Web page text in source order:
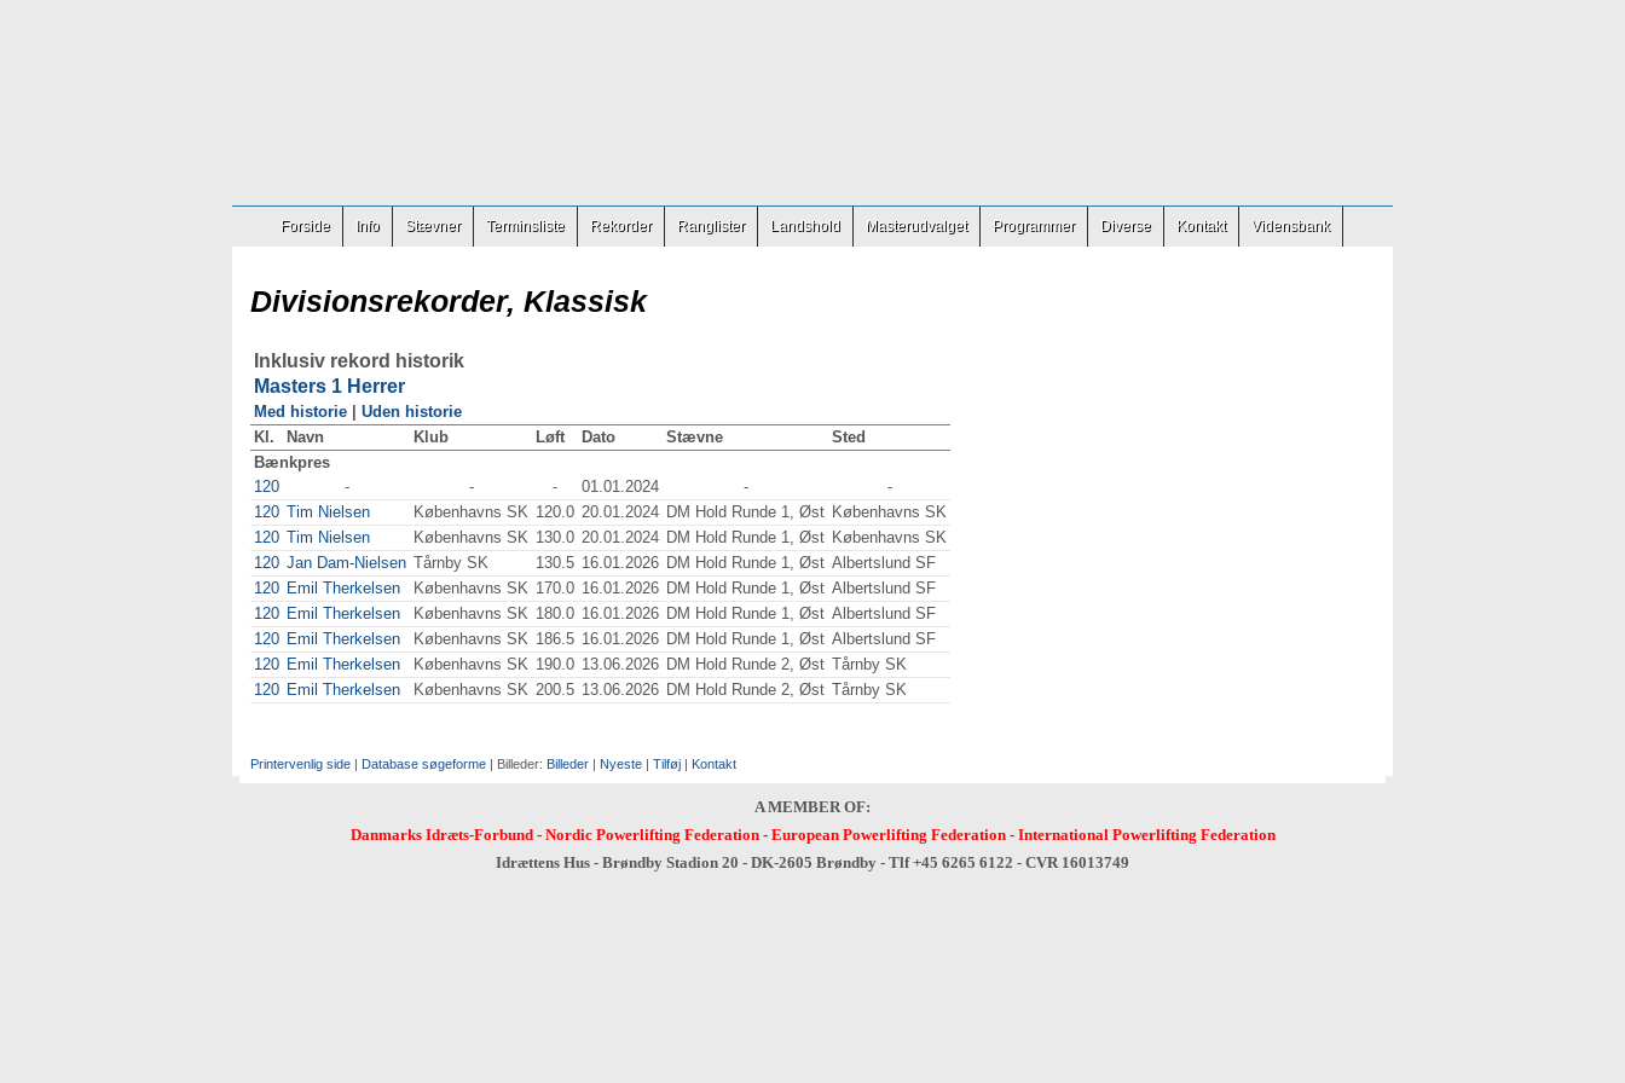
Forside Info Stævner Terminsliste Rekorder Ranglister Landshold Masterudvalget Programmer Diverse Kontakt Vidensbank
Divisionsrekorder, Klassisk
Inklusiv rekord historik
Masters 1 Herrer
Med historie
Uden historie
Kl.
Navn Klub Løft Dato Stævne
Sted
Bænkpres
120
- - - 01.01.2024 -
-
120 Tim Nielsen Københavns SK 120.0 20.01.2024 DM Hold Runde 1, Øst Københavns SK
120 Tim Nielsen Københavns SK 130.0 20.01.2024 DM Hold Runde 1, Øst Københavns SK
120 Jan Dam-Nielsen Tårnby SK 130.5 16.01.2026 DM Hold Runde 1, Øst Albertslund SF
120 Emil Therkelsen Københavns SK 170.0 16.01.2026 DM Hold Runde 1, Øst Albertslund SF
120 Emil Therkelsen Københavns SK 180.0 16.01.2026 DM Hold Runde 1, Øst Albertslund SF
120 Emil Therkelsen Københavns SK 186.5 16.01.2026 DM Hold Runde 1, Øst Albertslund SF
120 Emil Therkelsen Københavns SK 190.0 13.06.2026 DM Hold Runde 2, Øst Tårnby SK
120 Emil Therkelsen Københavns SK 200.5 13.06.2026 DM Hold Runde 2, Øst Tårnby SK
Printervenlig side | Database søgeforme | Billeder: Billeder | Nyeste | Tilføj | Kontakt
A MEMBER OF:
Danmarks Idræts-Forbund- Nordic Powerlifting Federation- European Powerlifting Federation- International Powerlifting Federation
Idrættens Hus - Brøndby Stadion 20 - DK-2605 Brøndby - Tlf +45 6265 6122 - CVR 16013749